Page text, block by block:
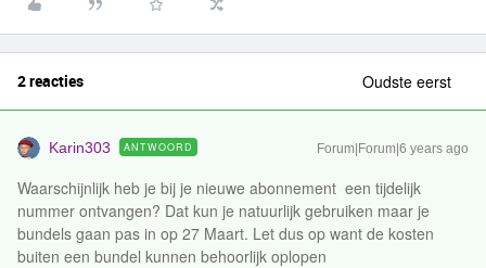
2 reacties Oudste eerst
Karin303 ANTWOORD Forum|Forum|6 years ago
Waarschijnlijk heb je bij je nieuwe abonnement een tijdelijk
nummer ontvangen? Dat kun je natuurlijk gebruiken maar je
bundels gaan pas in op 27 Maart. Let dus op want de kosten
buiten een bundel kunnen behoorlijk oplopen